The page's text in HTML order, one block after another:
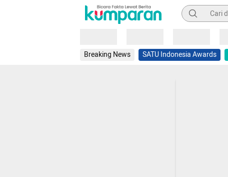
Pencarian
Breaking News SATU Indonesia Awards